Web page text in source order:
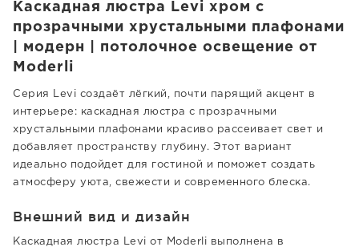
Каскадная люстра Levi хром с
прозрачными хрустальными плафонами
| модерн | потолочное освещение от
Moderli
Серия Levi создаёт лёгкий, почти парящий акцент в
интерьере: каскадная люстра с прозрачными
хрустальными плафонами красиво рассеивает свет и
добавляет пространству глубину. Этот вариант
идеально подойдет для гостиной и поможет создать
атмосферу уюта, свежести и современного блеска.
Внешний вид и дизайн
Каскадная люстра Levi от Moderli выполнена в